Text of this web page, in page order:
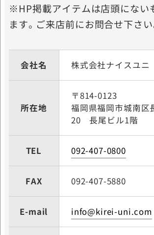
※HP掲載アイテムは店頭にない
ます。ご来店前にお問合せ下さい
会社名 株式会社ナイスユニ
所在地
〒814-0123
福岡県福岡市城南区
20 長尾ビル1階
TEL 092-407-0800
FAX 092-407-5880
E-mail info@kirei-uni.com